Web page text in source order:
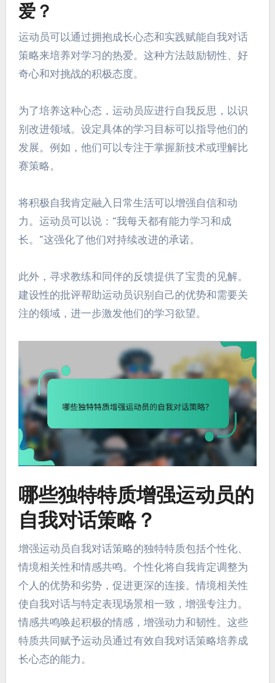
爱？
运动员可以通过拥抱成长心态和实践赋能自我对话
策略来培养对学习的热爱。这种方法鼓励韧性、好
奇心和对挑战的积极态度。
为了培养这种心态，运动员应进行自我反思，以识
别改进领域。设定具体的学习目标可以指导他们的
发展。例如，他们可以专注于掌握新技术或理解比
赛策略。
将积极自我肯定融入日常生活可以增强自信和动
力。运动员可以说：“我每天都有能力学习和成
长。”这强化了他们对持续改进的承诺。
此外，寻求教练和同伴的反馈提供了宝贵的见解。
建设性的批评帮助运动员识别自己的优势和需要关
注的领域，进一步激发他们的学习欲望。
哪些独特特质增强运动员的
自我对话策略？
增强运动员自我对话策略的独特特质包括个性化、
情境相关性和情感共鸣。个性化将自我肯定调整为
个人的优势和劣势，促进更深的连接。情境相关性
使自我对话与特定表现场景相一致，增强专注力。
情感共鸣唤起积极的情感，增强动力和韧性。这些
特质共同赋予运动员通过有效自我对话策略培养成
长心态的能力。